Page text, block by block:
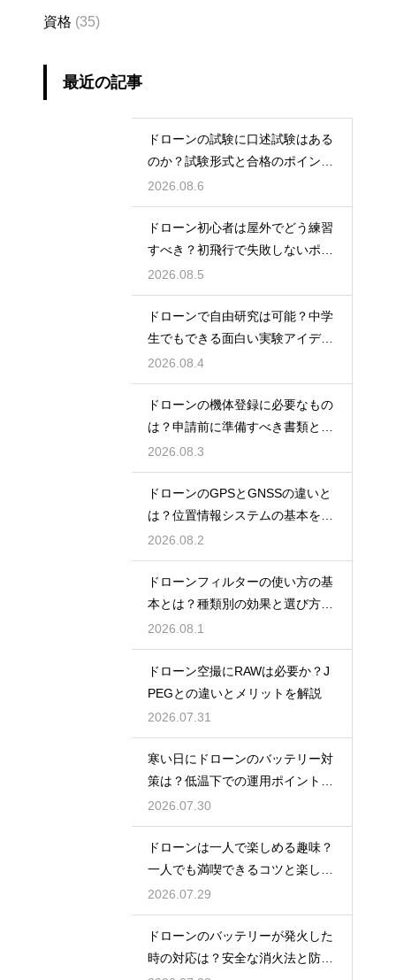
資格 (35)
最近の記事
ドローンの試験に口述試験はある
のか？試験形式と合格のポイント
を解説
2026.08.6
ドローン初心者は屋外でどう練習
すべき？初飛行で失敗しないポイ
ント
2026.08.5
ドローンで自由研究は可能？中学
生でもできる面白い実験アイデア
を紹介
2026.08.4
ドローンの機体登録に必要なもの
は？申請前に準備すべき書類と情
報
2026.08.3
ドローンのGPSとGNSSの違いと
は？位置情報システムの基本を解
説
2026.08.2
ドローンフィルターの使い方の基
本とは？種類別の効果と選び方を
解説
2026.08.1
ドローン空撮にRAWは必要か？J
PEGとの違いとメリットを解説
2026.07.31
寒い日にドローンのバッテリー対
策は？低温下での運用ポイントと
注意点
2026.07.30
ドローンは一人で楽しめる趣味？
一人でも満喫できるコツと楽しみ
方
2026.07.29
ドローンのバッテリーが発火した
時の対応は？安全な消火法と防止